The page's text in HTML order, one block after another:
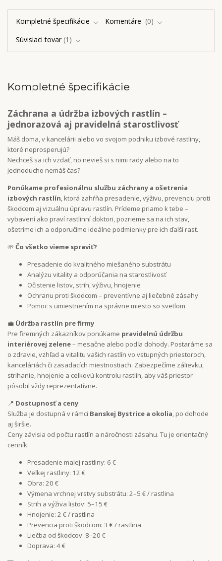
Kompletné špecifikácie Komentáre
0
Súvisiaci tovar 1
Kompletné špecifikácie
Záchrana a údržba izbových rastlín –
jednorazová aj pravidelná starostlivosť
Máš doma, v kancelárii alebo vo svojom podniku izbové rastliny,
ktoré neprosperujú?
Nechceš sa ich vzdať, no nevieš si s nimi rady alebo na to
jednoducho nemáš čas?
Ponúkame profesionálnu službu záchrany a ošetrenia
izbových rastlín, ktorá zahŕňa presadenie, výživu, prevenciu proti
škodcom aj vizuálnu úpravu rastlín. Prídeme priamo k tebe –
vybavení ako praví rastlinní doktori, pozrieme sa na ich stav,
ošetríme ich a odporučíme ideálne podmienky pre ich ďalší rast.
🌱 Čo všetko vieme spraviť?
Presadenie do kvalitného miešaného substrátu
Analýzu vitality a odporúčania na starostlivosť
Očistenie listov, strih, výživu, hnojenie
Ochranu proti škodcom – preventívne aj liečebné zásahy
Pomoc s umiestnením na správne miesto so svetlom
💼 Údržba rastlín pre firmy
Pre firemných zákazníkov ponúkame pravidelnú údržbu
interiérovej zelene– mesačne alebo podľa dohody. Postaráme sa
o zdravie, vzhľad a vitalitu vašich rastlín vo vstupných priestoroch,
kanceláriách či zasadacích miestnostiach. Zabezpečíme zálievku,
strihanie, hnojenie a celkovú kontrolu rastlín, aby váš priestor
pôsobil vždy reprezentatívne.
📍 Dostupnosť a ceny
Služba je dostupná v rámci Banskej Bystrice a okolia, po dohode
aj širšie.
Ceny závisia od počtu rastlín a náročnosti zásahu. Tu je orientačný
cenník:
Presadenie malej rastliny: 6 €
Veľkej rastliny: 12 €
Obra: 20 €
Výmena vrchnej vrstvy substrátu: 2–5 € / rastlina
Strih a výživa listov: 5–15 €
Hnojenie: 2 € / rastlina
Prevencia proti škodcom: 3 € / rastlina
Liečba od škodcov: 8–20 €
Doprava: 4 €